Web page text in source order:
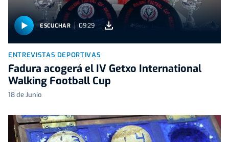
ESCUCHAR 09:29
ENTREVISTAS DEPORTIVAS
Fadura acogerá el IV Getxo International
Walking Football Cup
18 de Junio